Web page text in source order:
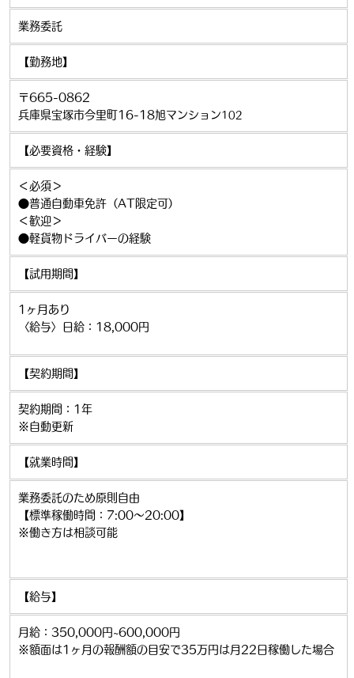
業務委託
【勤務地】
〒665-0862
兵庫県宝塚市今里町16-18旭マンション102
【必要資格・経験】
＜必須＞
●普通自動車免許（AT限定可）
＜歓迎＞
●軽貨物ドライバーの経験
【試用期間】
1ヶ月あり
〈給与〉日給：18,000円
【契約期間】
契約期間：1年
※自動更新
【就業時間】
業務委託のため原則自由
【標準稼働時間：7:00～20:00】
※働き方は相談可能
【給与】
月給：350,000円~600,000円
※額面は1ヶ月の報酬額の目安で35万円は月22日稼働した場合